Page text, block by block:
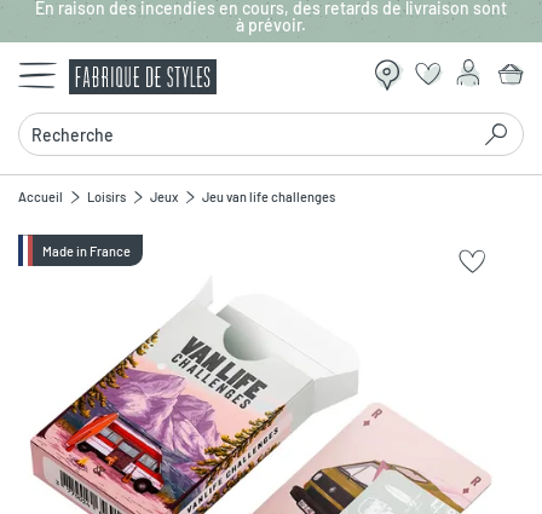
Aller au contenu principal
En raison des incendies en cours, des retards de livraison sont
à prévoir.
Recherche
Accueil Loisirs Jeux Jeu van life challenges
Made in France
Zoomer sur l'image